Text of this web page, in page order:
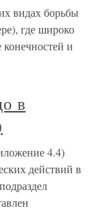
видах борьбы
где широко
и
в
4.4)
действий в